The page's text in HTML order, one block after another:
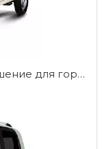
Mini Triocle Car: компактное решение для городской мобильности